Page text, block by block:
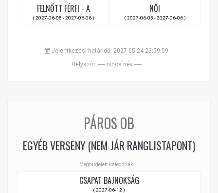
FELNŐTT FÉRFI - A
( 2027-06-05 - 2027-06-06 )
NŐI
( 2027-06-05 - 2027-06-06 )
Jelentkezési határidő: 2027-05-24 23:59:59
Helyszín: ----- nincs név -----
PÁROS OB
EGYÉB VERSENY (NEM JÁR RANGLISTAPONT)
Meghírdetett kategóriák:
CSAPAT BAJNOKSÁG
( 2027-06-12 )